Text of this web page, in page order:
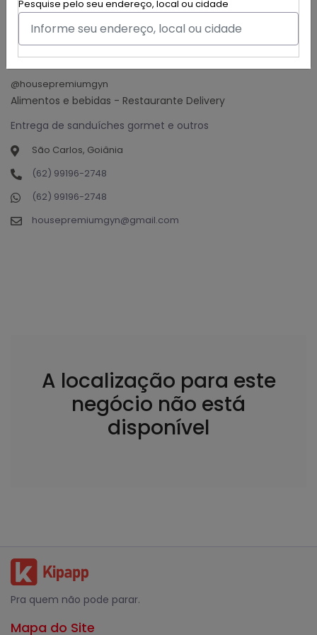
Pesquise pelo seu endereço, local ou cidade
House Premium
@housepremiumgyn
Alimentos e bebidas - Restaurante Delivery
Entrega de sanduíches gormet e outros
São Carlos, Goiânia
(62) 99196-2748
(62) 99196-2748
housepremiumgyn@gmail.com
A localização para este
negócio não está
disponível
Pra quem não pode parar.
Mapa do Site